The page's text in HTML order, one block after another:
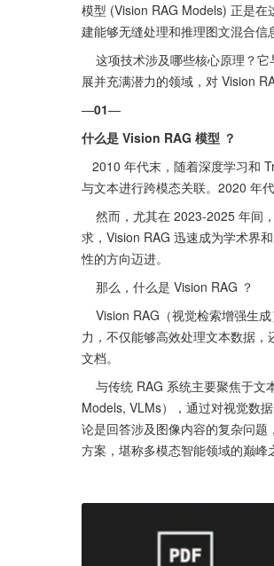
模型 (Vision RAG Models) 正是在
建能够无缝处理和推理图文混合信
展并充满潜力的领域，对 Vision
—01—
什么是 Vision RAG 模型 ？
与文本进行跨模态关联。2020 年
求，Vision RAG 迅速成为学术界
性的方向迈进。
那么，什么是 Vision RAG ？
力，不仅能够高效处理文本数据
文档。
Models, VLMs），通过对视觉数
论是回答涉及图像内容的复杂问
方案，堪称多模态智能领域的巅峰